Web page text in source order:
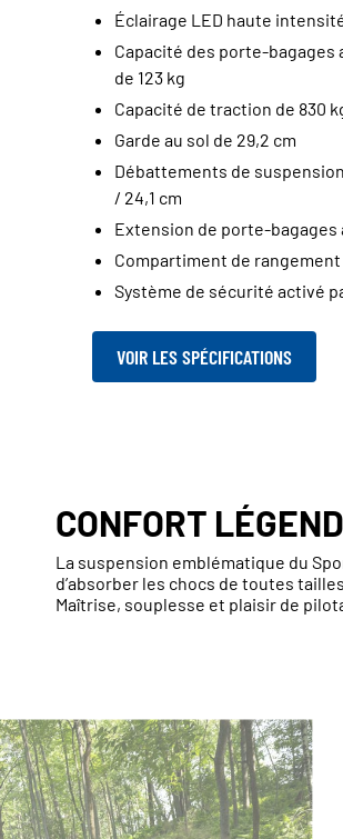
Éclairage LED haute
Capacité des porte-
de 123 kg
Capacité de traction de 830
Garde au sol de 29,2 cm
Débattements de
/ 24,1 cm
Extension de porte-bagages
Compartiment de rangement
Système de sécurité activé
VOIR LES SPÉCIFICATIONS
CONFORT
La suspension emblématique du
d’absorber les chocs de toutes tailles.
Maîtrise, souplesse et plaisir de